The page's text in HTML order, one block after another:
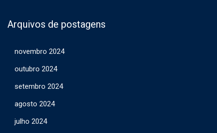
Arquivos de postagens
novembro 2024
outubro 2024
setembro 2024
agosto 2024
julho 2024